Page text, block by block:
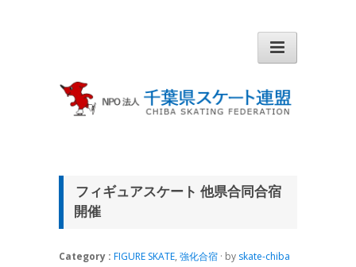
フィギュアスケート 他県合同合宿
開催
Category : FIGURE SKATE, 強化合宿 · by skate-chiba